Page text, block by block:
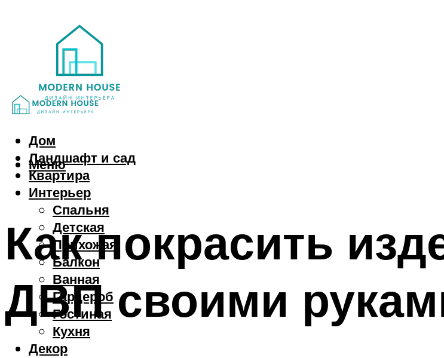
Дом
Ландшафт и сад
Квартира
Интерьер
Спальня
Детская
Прихожая
Балкон
Ванная
Гардероб
Гостиная
Кухня
Декор
Меню
Как покрасить
ДВП своими